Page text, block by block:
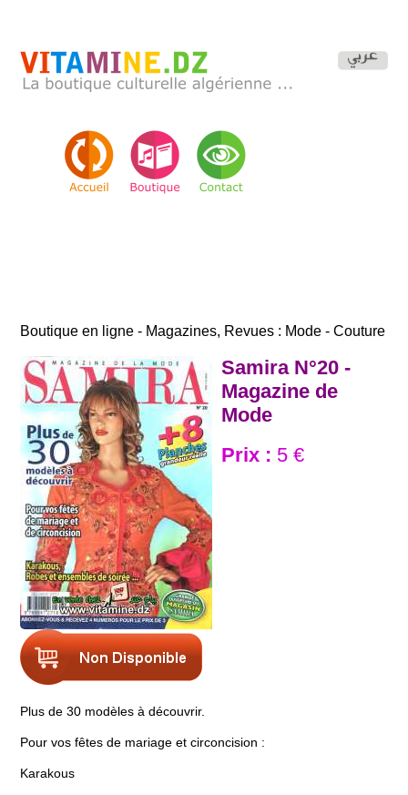
Boutique en ligne - Magazines, Revues : Mode - Couture
Samira N°20 -
Magazine de
Mode
Prix : 5 €
Plus de 30 modèles à découvrir.
Pour vos fêtes de mariage et circoncision :
Karakous